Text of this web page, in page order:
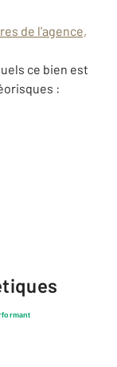
de l'agence,
ce bien est
: